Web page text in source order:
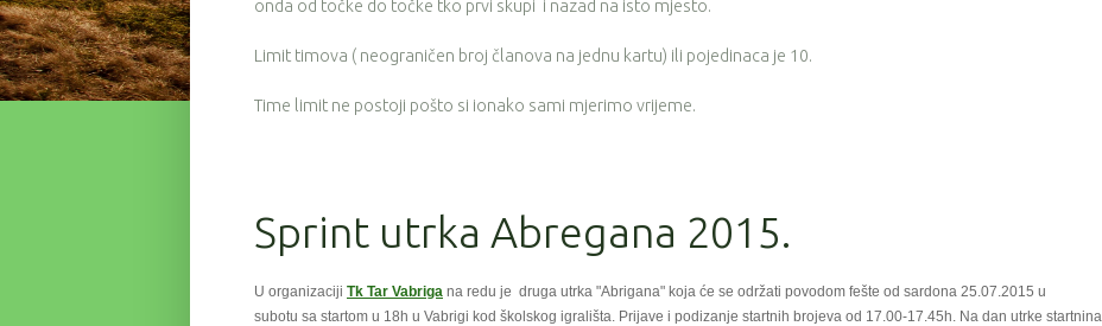
onda od točke do točke tko prvi skupi i nazad na isto mjesto.
Limit timova ( neograničen broj članova na jednu kartu) ili pojedinaca je 10.
Time limit ne postoji pošto si ionako sami mjerimo vrijeme.
Sprint utrka Abregana 2015.
U organizaciji Tk Tar Vabriga na redu je druga utrka "Abrigana" koja će se održati povodom fešte od sardona 25.07.2015 u
subotu sa startom u 18h u Vabrigi kod školskog igrališta. Prijave i podizanje startnih brojeva od 17.00-17.45h. Na dan utrke startnina